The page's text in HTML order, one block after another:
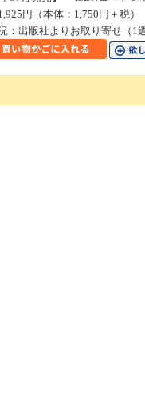
円（本体：1,750円＋税）
：出版社よりお取り寄せ（1